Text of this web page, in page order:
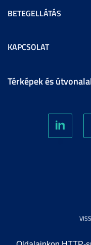
BETEGELLÁTÁS
KAPCSOLAT
Térképek és